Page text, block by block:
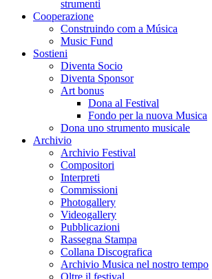
strumenti
Cooperazione
Construindo com a Música
Music Fund
Sostieni
Diventa Socio
Diventa Sponsor
Art bonus
Dona al Festival
Fondo per la nuova Musica
Dona uno strumento musicale
Archivio
Archivio Festival
Compositori
Interpreti
Commissioni
Photogallery
Videogallery
Pubblicazioni
Rassegna Stampa
Collana Discografica
Archivio Musica nel nostro tempo
Oltre il festival